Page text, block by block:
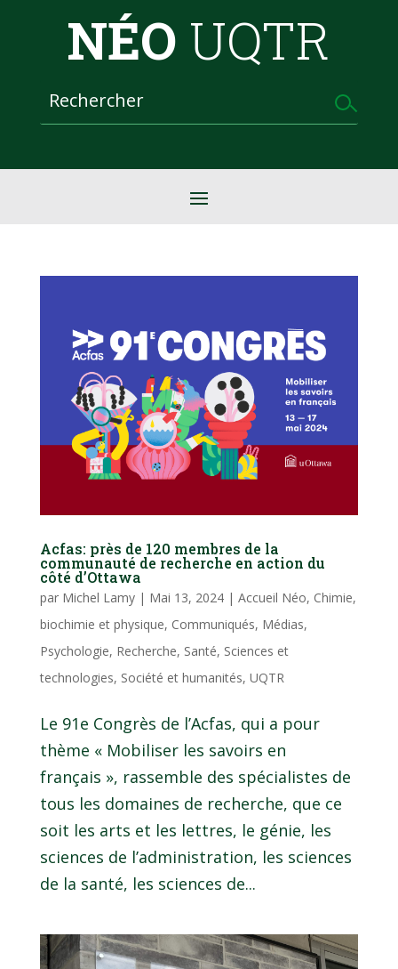
NÉO UQTR
Acfas: près de 120 membres de la
communauté de recherche en action du
côté d’Ottawa
par Michel Lamy| Mai 13, 2024| Accueil Néo, Chimie,
biochimie et physique, Communiqués, Médias,
Psychologie, Recherche, Santé, Sciences et
technologies, Société et humanités, UQTR
Le 91e Congrès de l’Acfas, qui a pour
thème « Mobiliser les savoirs en
français », rassemble des spécialistes de
tous les domaines de recherche, que ce
soit les arts et les lettres, le génie, les
sciences de l’administration, les sciences
de la santé, les sciences de...